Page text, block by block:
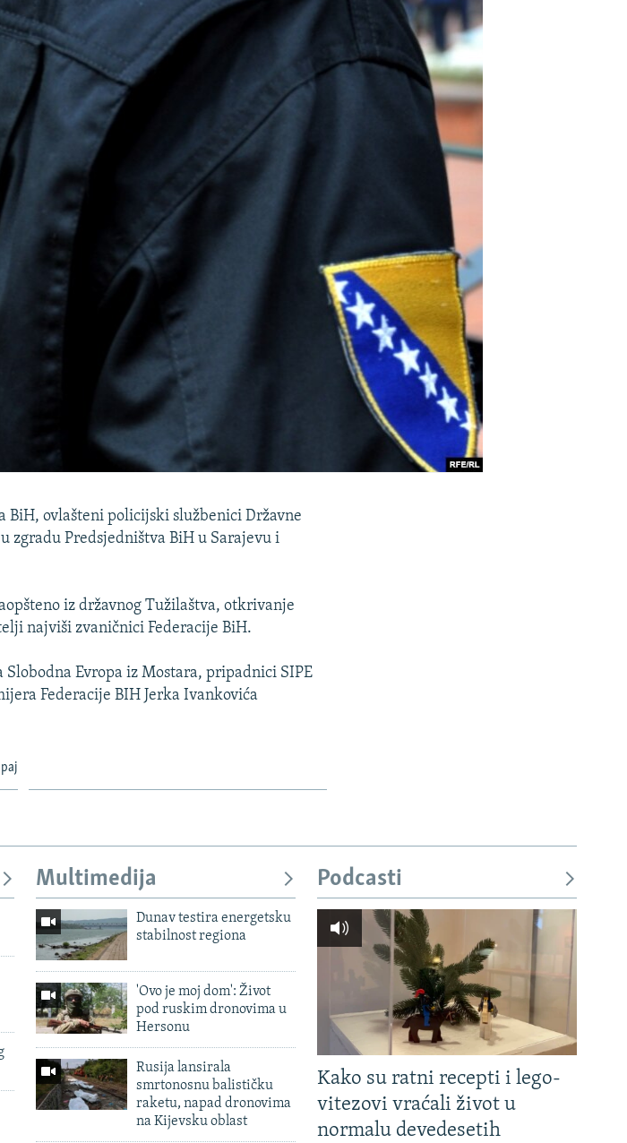
BiH, ovlašteni policijski službenici Državne
zgradu Predsjedništva BiH u Sarajevu i
iz državnog Tužilaštva, otkrivanje
najviši zvaničnici Federacije BiH.
Evropa iz Mostara, pripadnici SIPE
Federacije BIH Jerka Ivankovića
Multimedija
Dunav testira energetsku
stabilnost regiona
'Ovo je moj dom': Život
pod ruskim dronovima u
Hersonu
Rusija lansirala
smrtonosnu balističku
raketu, napad dronovima
na Kijevsku oblast
Podcasti
Kako su ratni recepti i lego-
vitezovi vraćali život u
normalu devedesetih